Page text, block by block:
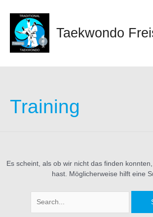
Inhalt
springen
Taekwondo
Training
Es scheint, als ob wir nicht das finden
hast. Möglicherweise hilft eine